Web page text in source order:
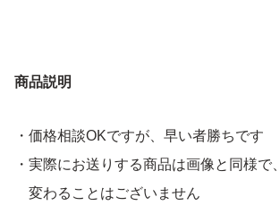
商品説明
・価格相談OKですが、早い者勝ちです
・実際にお送りする商品は画像と同様で、
変わることはございません